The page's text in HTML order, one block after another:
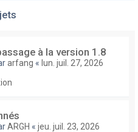
à la version 1.8
arfang « lun. juil. 27, 2026
ARGH « jeu. juil. 23, 2026